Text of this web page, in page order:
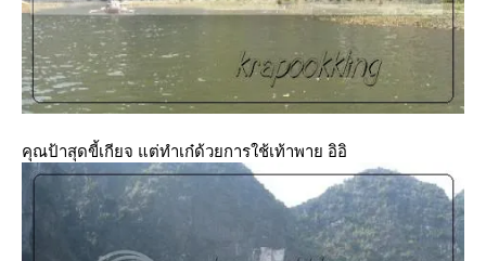
คุณป้าสุดขี้เกียจ แต่ทำเก๋ด้วยการใช้เท้าพาย อิอิ